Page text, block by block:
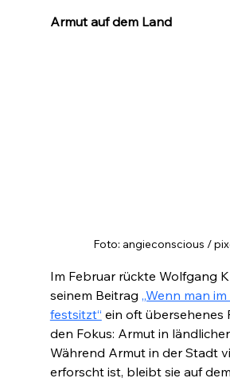
Armut auf dem Land
Foto: angieconscious /
Im Februar rückte Wolfgang
seinem Beitrag „Wenn man
festsitzt“ ein oft übersehenes
den Fokus: Armut in
Während Armut in der Stadt
erforscht ist, bleibt sie auf